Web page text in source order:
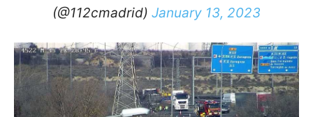
(@112cmadrid) January 13, 2023